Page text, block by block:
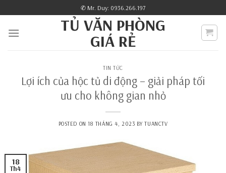
to
content
✆ Mr. Duy: 0936.266.197
TỦ VĂN PHÒNG
GIÁ RẺ
TIN TỨC
Lợi ích của hộc tủ di động – giải pháp tối
ưu cho không gian nhỏ
POSTED ON18 THÁNG 4, 2023 BYTUANCTV
18
Th4